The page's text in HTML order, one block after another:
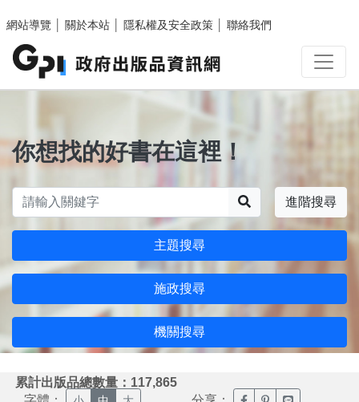
網站導覽
關於本站 隱私權及安全政策 聯絡我們
你想找的好書在這裡！
進階搜尋
主題搜尋
施政搜尋
機關搜尋
累計出版品總數量：117,865